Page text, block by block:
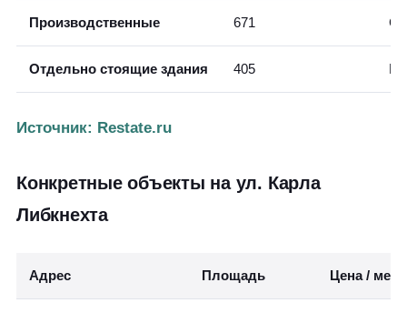
Производственные 671
Отдельно стоящие здания 405
Источник: Restate.ru
Конкретные объекты на ул. Карла
Либкнехта
Адрес Площадь Цена / мес